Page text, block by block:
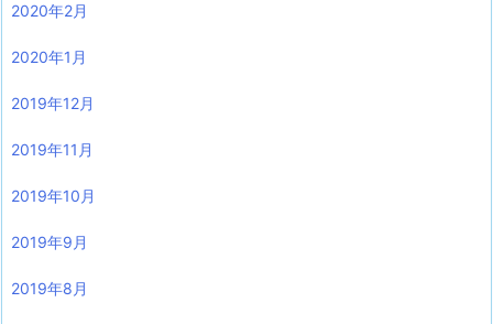
2020年2月
2020年1月
2019年12月
2019年11月
2019年10月
2019年9月
2019年8月